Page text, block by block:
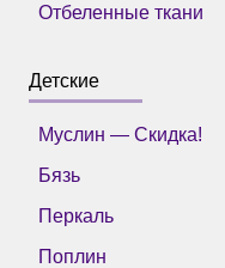
Отбеленные ткани
Детские
Муслин — Скидка!
Бязь
Перкаль
Поплин